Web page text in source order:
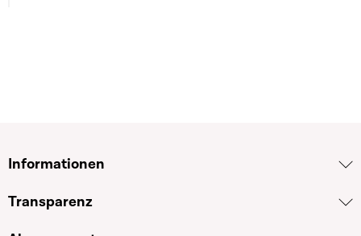
Informationen
Transparenz